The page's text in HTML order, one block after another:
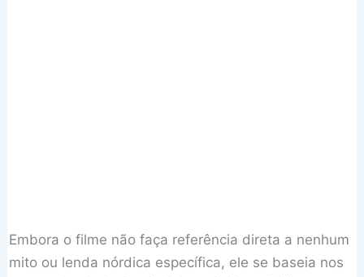
Embora o filme não faça referência direta a nenhum
mito ou lenda nórdica específica, ele se baseia nos